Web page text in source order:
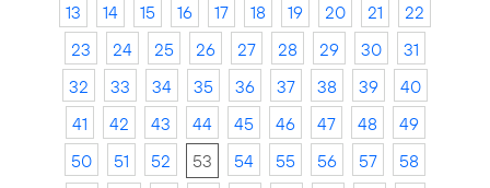
13
14 15 16 17 18 19 20 21
22
23
24 25 26 27 28 29 30
31
32
33 34 35 36 37 38 39
40
41
42 43 44 45 46 47 48
49
50
51 52 53 54 55 56 57
58